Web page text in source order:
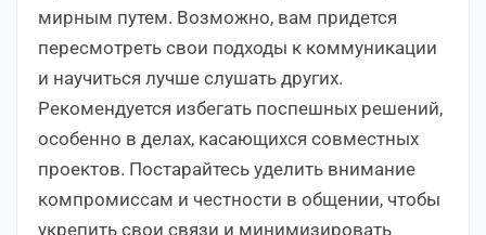
мирным путем. Возможно, вам придется
пересмотреть свои подходы к коммуникации
и научиться лучше слушать других.
Рекомендуется избегать поспешных решений,
особенно в делах, касающихся совместных
проектов. Постарайтесь уделить внимание
компромиссам и честности в общении, чтобы
укрепить свои связи и минимизировать